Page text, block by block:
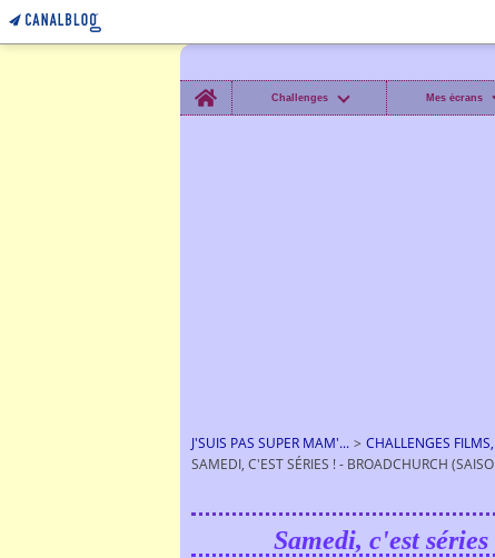
Challenges
Mes écrans
J'SUIS PAS SUPER MAM'... > CHALLENGES
SAMEDI, C'EST SÉRIES ! - BROADCHURCH
Samedi, c'est